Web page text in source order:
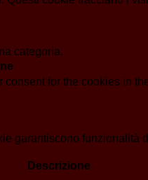
categoria.
for the cookies in
garantiscono
Descrizione